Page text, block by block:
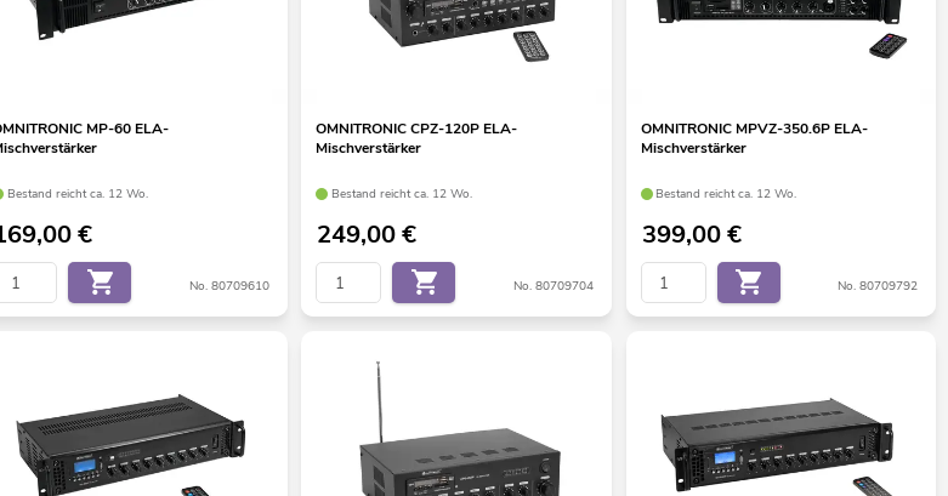
MP-60 ELA-
Bestand reicht ca. 12 Wo.
€
No. 80709610
OMNITRONIC CPZ-120P ELA-
Mischverstärker
Bestand reicht ca. 12 Wo.
249,00€
No. 80709704
OMNITRONIC MPVZ-350.6P ELA-
Mischverstärker
Bestand reicht ca. 12 Wo.
399,00€
No. 80709792